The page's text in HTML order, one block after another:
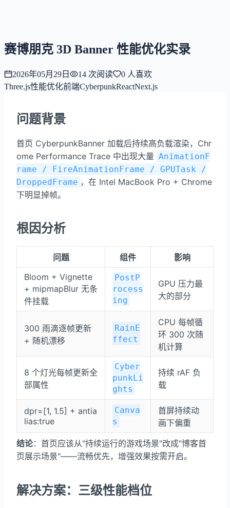
赛博朋克 3D Banner 性能优化实录
2026年05月29日 14 次阅读 0 人喜欢
Three.js性能优化前端CyberpunkReactNext.js
问题背景
首页 CyberpunkBanner 加载后持续高负载渲染，Chr
ome Performance Trace 中出现大量 AnimationF
rame / FireAnimationFrame / GPUTask /
DroppedFrame ，在 Intel MacBook Pro + Chrome
下明显掉帧。
根因分析
问题 组件
影响
Bloom + Vignette
+ mipmapBlur 无条
件挂载
PostP
rocess
ing
GPU 压力最
大的部分
300 雨滴逐帧更新
+ 随机漂移
RainE
ffect
CPU 每帧循
环 300 次随
机计算
8 个灯光每帧更新全
部属性
Cyber
punkLi
ghts
持续 rAF 负
载
dpr=[1, 1.5] + antia
lias:true
Canva
s
首屏持续动
画下偏重
结论：首页应该从"持续运行的游戏场景"改成"博客首
页展示场景"——流畅优先，增强效果按需开启。
解决方案：三级性能档位